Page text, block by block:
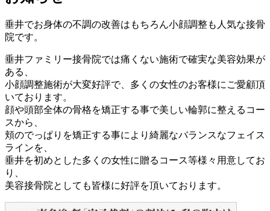
垂井でお身体の不調の改善はもちろん小顔調整も人気な接骨
院です。
垂井ファミリー接骨院では痛くない施術で確実な美容効果が
ある、
小顔調整施術が大変好評で、多くの女性のお客様にご愛顧頂
いております。
顔や頭部全体の骨格を矯正する事で美しい輪郭に整えるコー
スから、
頬のでっぱりを矯正する事により綺麗なバランスなフェイス
ラインを、
垂井を初めとした多くの女性に贈るコース等様々用意してお
り、
美容接骨院としても皆様に好評を頂いております。